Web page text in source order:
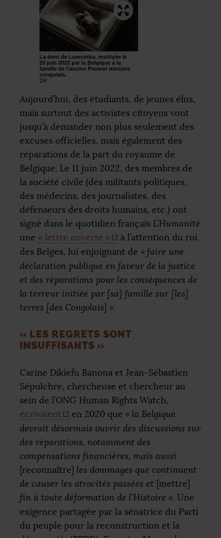
La dent de Lumumba, restituée le
20 juin 2022 par la Belgique à la
famille de l’ancien Premier ministre
congolais.
DR
Aujourd’hui, des étudiants, de jeunes élus,
mais surtout des activistes citoyens vont
jusqu’à demander non plus seulement des
excuses officielles, mais également des
réparations de la part du royaume de
Belgique. Le 11 juin 2022, des membres de
la société civile (des militants politiques,
des médecins, des journalistes, des
défenseurs des droits humains, etc.) ont
signé dans le quotidien français L’Humanité
une « lettre ouverte »
à l’attention du roi
des Belges, lui enjoignant de « faire une
déclaration publique en faveur de la justice
et des réparations pour les conséquences de
la terreur initiée par [sa] famille sur [les]
terres [des Congolais] ».
« LES REGRETS SONT
INSUFFISANTS »
Carine Dikiefu Banona et Jean-Sébastien
Sépulchre, chercheuse et chercheur au
sein de l’ONG Human Rights Watch,
écrivaient
en 2020 que « la Belgique
devrait désormais ouvrir des discussions sur
des réparations, notamment des
compensations financières, mais aussi
[reconnaître] les dommages que continuent
de causer les atrocités passées et [mettre]
fin à toute déformation de l’Histoire ». Une
exigence partagée par la sénatrice du Parti
du peuple pour la reconstruction et la